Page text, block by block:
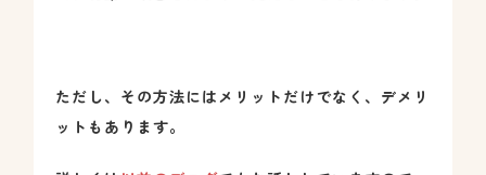
ただし、その方法にはメリットだけでなく、デメリ
ットもあります。